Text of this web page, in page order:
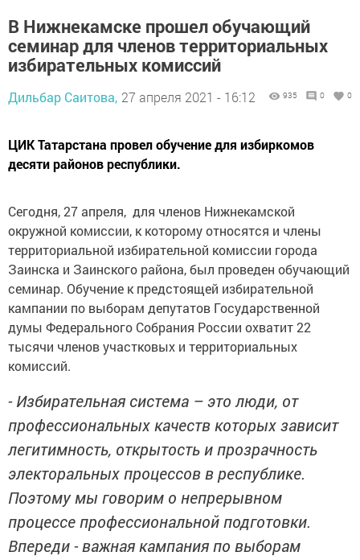
В Нижнекамске прошел обучающий
семинар для членов территориальных
избирательных комиссий
Дильбар Саитова, 27 апреля 2021 - 16:12 935 0 0
ЦИК Татарстана провел обучение для избиркомов
десяти районов республики.
Сегодня, 27 апреля, для членов Нижнекамской
окружной комиссии, к которому относятся и члены
территориальной избирательной комиссии города
Заинска и Заинского района, был проведен обучающий
семинар. Обучение к предстоящей избирательной
кампании по выборам депутатов Государственной
думы Федерального Собрания России охватит 22
тысячи членов участковых и территориальных
комиссий.
- Избирательная система – это люди, от
профессиональных качеств которых зависит
легитимность, открытость и прозрачность
электоральных процессов в республике.
Поэтому мы говорим о непрерывном
процессе профессиональной подготовки.
Впереди - важная кампания по выборам